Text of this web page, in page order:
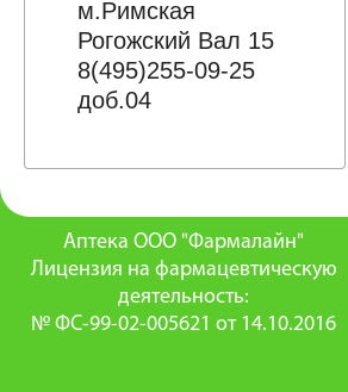
м.Римская
Рогожский Вал 15
8(495)255-09-25
доб.04
Аптека ООО "Фармалайн"
Лицензия на фармацевтическую
деятельность:
№ ФС-99-02-005621 от 14.10.2016